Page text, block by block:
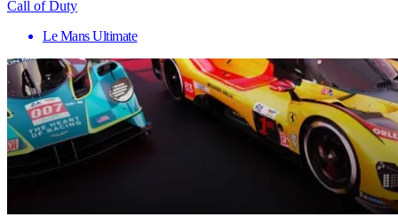
Call of Duty
Le Mans Ultimate